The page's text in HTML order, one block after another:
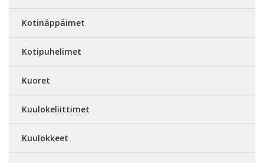
Kotinäppäimet
Kotipuhelimet
Kuoret
Kuulokeliittimet
Kuulokkeet